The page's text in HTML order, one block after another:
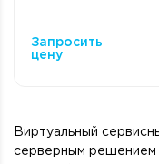
Запросить
цену
Виртуальный
серверным решением